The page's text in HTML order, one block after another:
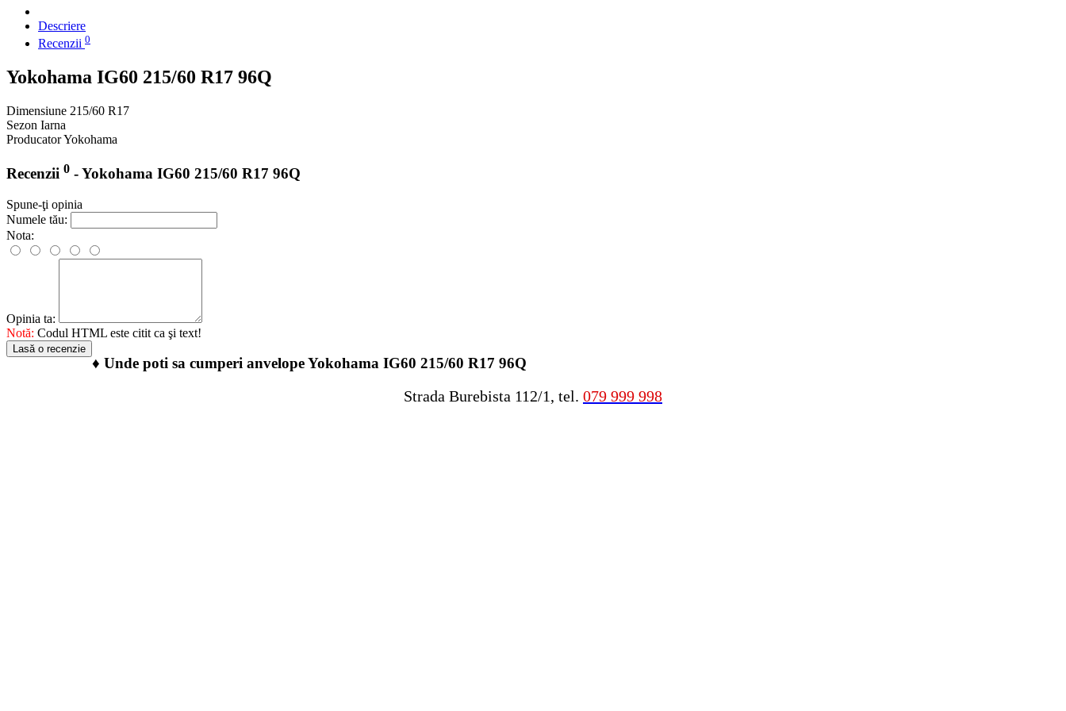
Descriere
Recenzii 0
Yokohama IG60 215/60 R17 96Q
Dimensiune 215/60 R17
Sezon Iarna
ProducatorYokohama
Recenzii 0 - Yokohama IG60 215/60 R17 96Q
Spune-ţi opinia
Numele tău:
Nota:
Opinia ta:
Notă: Codul HTML este citit ca şi text!
Lasă o recenzie
♦ Unde poti sa cumperi anvelope Yokohama IG60 215/60 R17 96Q
Strada Burebista 112/1, tel. 079 999 998